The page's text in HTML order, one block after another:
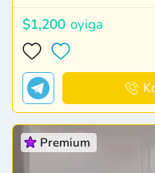
$1,200 oyiga
Premium